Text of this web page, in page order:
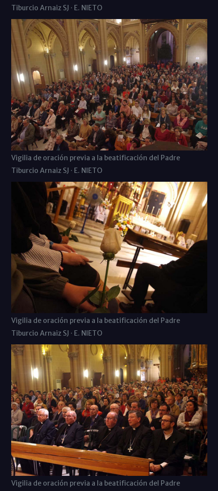
Tiburcio Arnaiz SJ · E. NIETO
Vigilia de oración previa a la beatificación del Padre
Tiburcio Arnaiz SJ · E. NIETO
Vigilia de oración previa a la beatificación del Padre
Tiburcio Arnaiz SJ · E. NIETO
Vigilia de oración previa a la beatificación del Padre